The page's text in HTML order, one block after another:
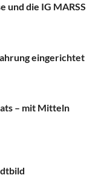
und die IG MARSS
eingerichtet
– mit Mitteln